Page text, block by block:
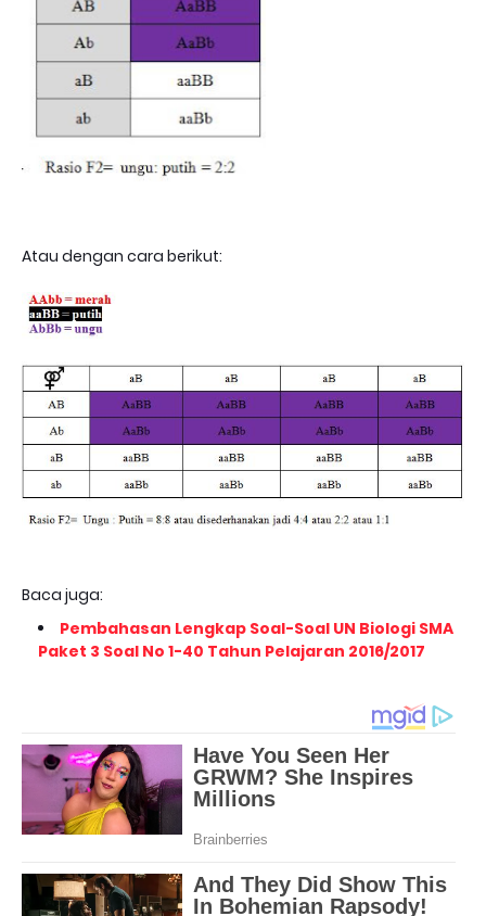
Atau dengan cara berikut:
Baca juga:
Pembahasan Lengkap Soal-Soal UN Biologi SMA
Paket 3 Soal No 1-40 Tahun Pelajaran 2016/2017